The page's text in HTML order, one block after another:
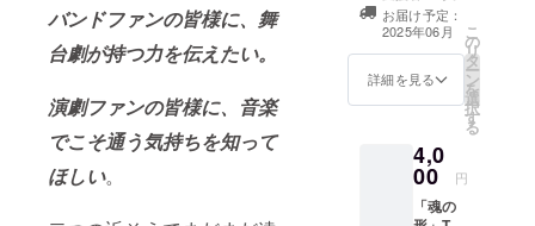
バンドファンの皆様に、舞
台劇が持つ力を伝えたい。
演劇ファンの皆様に、音楽
でこそ通う気持ちを知って
ほしい。
をデザ
インし
たアク
キーホ
ル
エンド
ロール
にて支
援者様
公演前に発送予
定になりますの
で、ネタバレを
控えたい方はご
ドロールにて支
援者様のお名前
（ハンドルネー
ム等可）を記載
お届け予定：
2025年06月
詳細を見る
こ
の
リ
タ
ー
ン
を
選
択
す
る
4,0
00 円
「魂の